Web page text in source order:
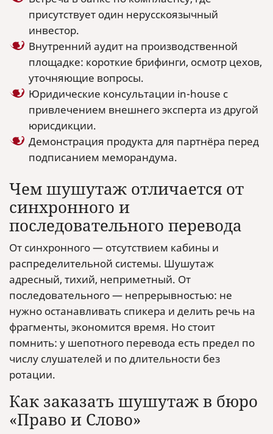
присутствует один нерусскоязычный
инвестор.
Внутренний аудит на производственной
площадке: короткие брифинги, осмотр цехов,
уточняющие вопросы.
Юридические консультации in-house с
привлечением внешнего эксперта из другой
юрисдикции.
Демонстрация продукта для партнёра перед
подписанием меморандума.
Чем шушутаж отличается от
синхронного и
последовательного перевода
От синхронного — отсутствием кабины и
распределительной системы. Шушутаж
адресный, тихий, неприметный. От
последовательного — непрерывностью: не
нужно останавливать спикера и делить речь на
фрагменты, экономится время. Но стоит
помнить: у шепотного перевода есть предел по
числу слушателей и по длительности без
ротации.
Как заказать шушутаж в бюро
«Право и Слово»